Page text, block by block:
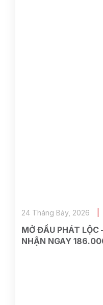
MỞ ĐẦU PHÁT LỘC
NHẬN NGAY
24 Tháng Bảy, 2026